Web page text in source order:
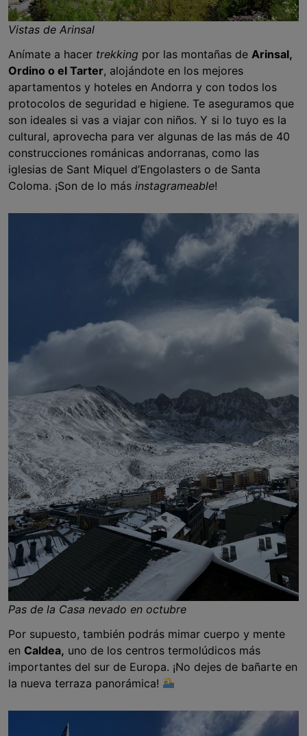
Vistas de Arinsal
Anímate a hacer trekking por las montañas de Arinsal,
Ordino o el Tarter, alojándote en los mejores
apartamentos y hoteles en Andorra y con todos los
protocolos de seguridad e higiene. Te aseguramos que
son ideales si vas a viajar con niños. Y si lo tuyo es la
cultural, aprovecha para ver algunas de las más de 40
construcciones románicas andorranas, como las
iglesias de Sant Miquel d’Engolasters o de Santa
Coloma. ¡Son de lo más instagrameable!
Pas de la Casa nevado en octubre
Por supuesto, también podrás mimar cuerpo y mente
en Caldea, uno de los centros termolúdicos más
importantes del sur de Europa. ¡No dejes de bañarte en
la nueva terraza panorámica!